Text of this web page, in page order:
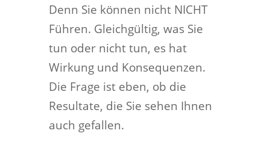
Denn Sie können nicht NICHT
Führen. Gleichgültig, was Sie
tun oder nicht tun, es hat
Wirkung und Konsequenzen.
Die Frage ist eben, ob die
Resultate, die Sie sehen Ihnen
auch gefallen.